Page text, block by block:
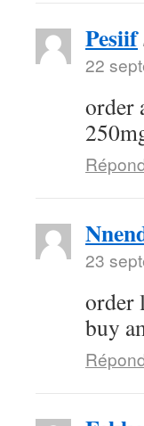
Pesiif
22
order
23
order
buy